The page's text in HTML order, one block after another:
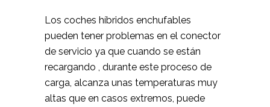
Los coches híbridos enchufables
pueden tener problemas en el conector
de servicio ya que cuando se están
recargando , durante este proceso de
carga, alcanza unas temperaturas muy
altas que en casos extremos, puede